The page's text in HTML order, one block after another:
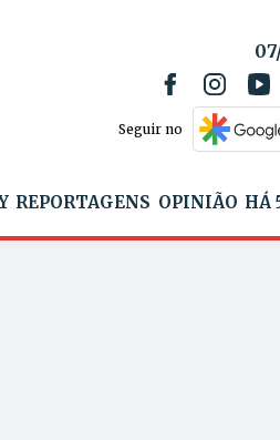
Seguir no
REPORTAGENS OPINIÃO HÁ